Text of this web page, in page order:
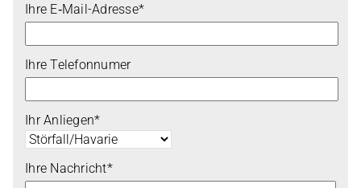
Ihre E‑Mail-Adresse*
Ihre Telefonnumer
Ihr Anliegen*
Ihre Nachricht*